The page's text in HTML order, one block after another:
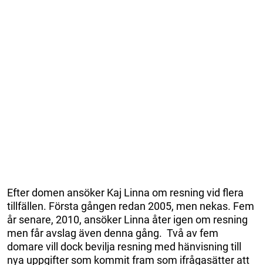
Efter domen ansöker Kaj Linna om resning vid flera
tillfällen. Första gången redan 2005, men nekas. Fem
år senare, 2010, ansöker Linna åter igen om resning
men får avslag även denna gång. Två av fem
domare vill dock bevilja resning med hänvisning till
nya uppgifter som kommit fram som ifrågasätter att